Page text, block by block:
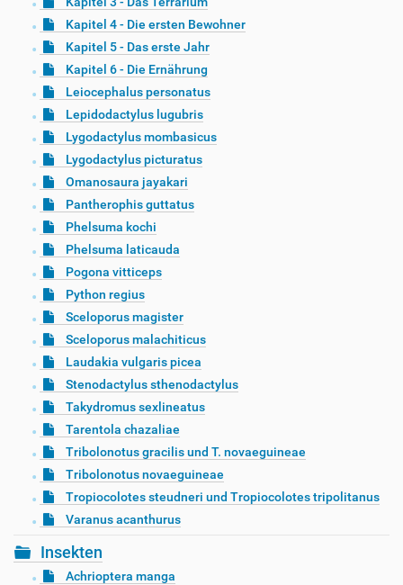
Kapitel 4 - Die ersten Bewohner
Kapitel 5 - Das erste Jahr
Kapitel 6 - Die Ernährung
Leiocephalus personatus
Lepidodactylus lugubris
Lygodactylus mombasicus
Lygodactylus picturatus
Omanosaura jayakari
Pantherophis guttatus
Phelsuma kochi
Phelsuma laticauda
Pogona vitticeps
Python regius
Sceloporus magister
Sceloporus malachiticus
Laudakia vulgaris picea
Stenodactylus sthenodactylus
Takydromus sexlineatus
Tarentola chazaliae
Tribolonotus gracilis und T. novaeguineae
Tribolonotus novaeguineae
Tropiocolotes steudneri und Tropiocolotes tripolitanus
Varanus acanthurus
Insekten
Achrioptera manga